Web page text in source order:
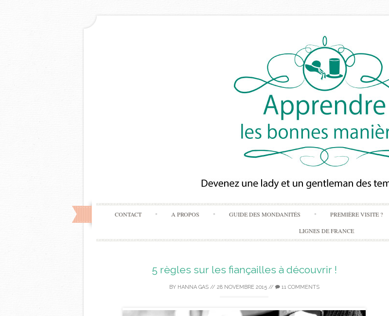
Skip
to
content
CONTACT A PROPOS GUIDE DES MONDANITÉS PREMIÈRE VISITE ?
LIGNES DE FRANCE
5 règles sur les fiançailles à découvrir !
BY HANNA GAS// 28 NOVEMBRE 2015// 11 COMMENTS